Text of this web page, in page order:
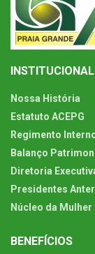
INSTITUCIONAL
Nossa História
Estatuto ACEPG
Regimento
Balanço
Diretoria
Presidentes
Núcleo da
BENEFÍCIOS